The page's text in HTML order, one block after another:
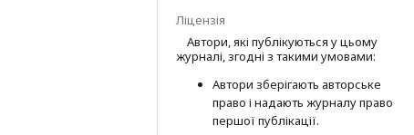
Ліцензія
Автори, які публікуються у цьому
журналі, згодні з такими умовами:
Автори зберігають авторське
право і надають журналу право
першої публі­кації.